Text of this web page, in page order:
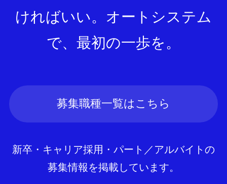
ければいい。 オートシステム
で、最初の一歩を。
募集職種一覧はこちら
新卒・キャリア採用・パート／アルバイトの
募集情報を掲載しています。